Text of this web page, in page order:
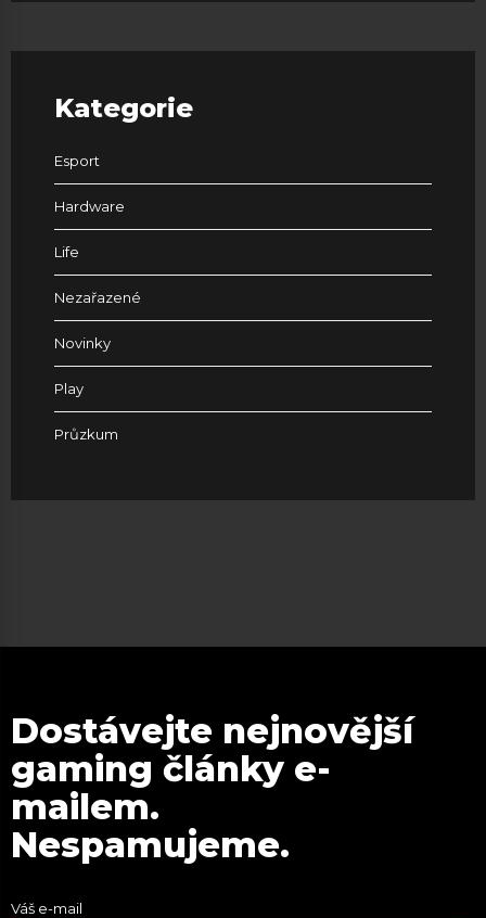
Kategorie
Esport
Hardware
Life
Nezařazené
Novinky
Play
Průzkum
Dostávejte nejnovější
gaming články e-
mailem.
Nespamujeme.
Váš e-mail